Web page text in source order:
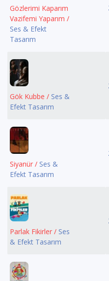
Gözlerimi Kaparım
Vazifemi Yaparım /
Ses & Efekt
Tasarım
Gök Kubbe / Ses &
Efekt Tasarım
Siyanür / Ses &
Efekt Tasarım
Parlak Fikirler / Ses
& Efekt Tasarım